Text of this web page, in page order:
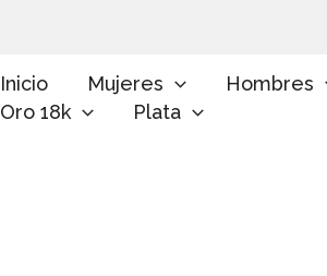
Inicio Mujeres Hombres
Oro 18k
Plata